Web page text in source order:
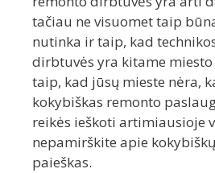
tačiau ne visuomet taip
nutinka ir taip, kad
dirbtuvės yra kitame
taip, kad jūsų mieste nėra,
kokybiškas remonto
reikės ieškoti artimiausioje
nepamirškite apie
paieškas.